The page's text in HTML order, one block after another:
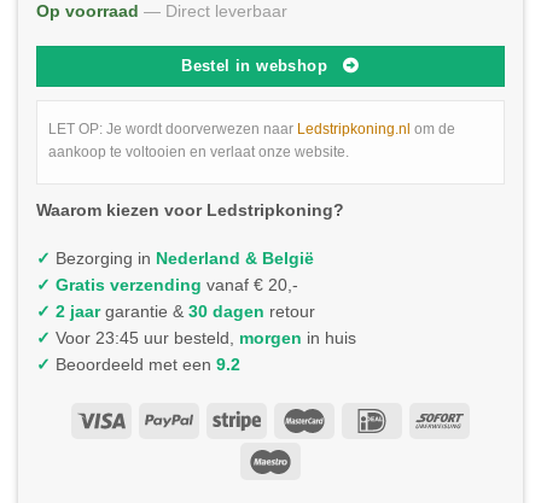
Op voorraad — Direct leverbaar
Bestel in webshop
LET OP: Je wordt doorverwezen naar Ledstripkoning.nl om de
aankoop te voltooien en verlaat onze website.
Waarom kiezen voor Ledstripkoning?
✓ Bezorging in Nederland & België
✓ Gratis verzending vanaf € 20,-
✓ 2 jaargarantie & 30 dagen retour
✓ Voor 23:45 uur besteld, morgen in huis
✓ Beoordeeld met een 9.2